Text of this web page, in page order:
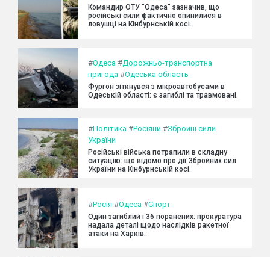
Командир ОТУ "Одеса" зазначив, що
російські сили фактично опинилися в
ловушці на Кінбурнській косі.
#Одеса #Дорожньо-транспортна
пригода #Одеська область
Фургон зіткнувся з мікроавтобусами в
Одеській області: є загиблі та травмовані.
#Політика #Росіяни #Збройні сили
України
Російські війська потрапили в складну
ситуацію: що відомо про дії Збройних сил
України на Кінбурнській косі.
#Росія #Одеса #Спорт
Один загиблий і 36 поранених: прокуратура
надала деталі щодо наслідків ракетної
атаки на Харків.